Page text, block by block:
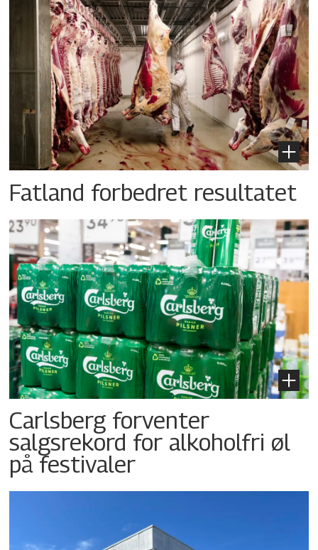
Fatland forbedret resultatet
Carlsberg forventer
salgsrekord for alkoholfri øl
på festivaler